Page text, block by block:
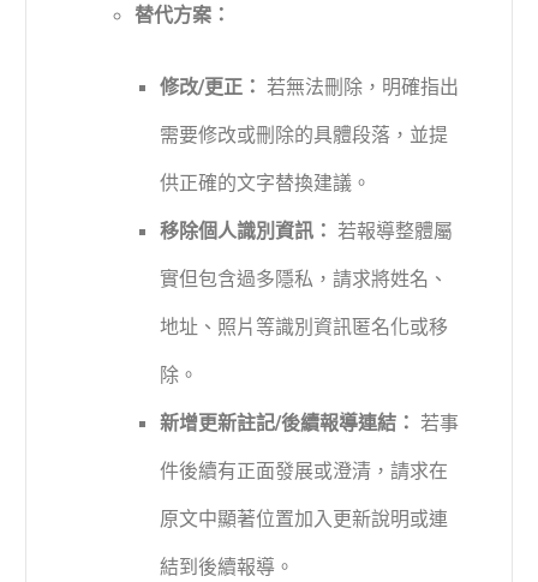
替代方案：
修改/更正： 若無法刪除，明確指出
需要修改或刪除的具體段落，並提
供正確的文字替換建議。
移除個人識別資訊： 若報導整體屬
實但包含過多隱私，請求將姓名、
地址、照片等識別資訊匿名化或移
除。
新增更新註記/後續報導連結： 若事
件後續有正面發展或澄清，請求在
原文中顯著位置加入更新說明或連
結到後續報導。